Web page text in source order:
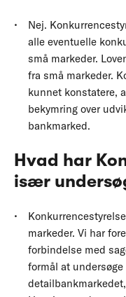
Nej.
alle eventuelle
små markeder.
fra små markeder.
kunnet konstatere,
bekymring over
bankmarked.
Hvad har
især
markeder. Vi har
forbindelse med
formål at